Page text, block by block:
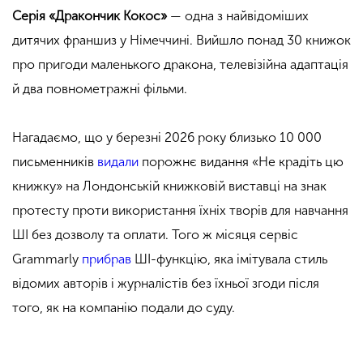
Серія «Дракончик Кокос»— одна з найвідоміших
дитячих франшиз у Німеччині. Вийшло понад 30 книжок
про пригоди маленького дракона, телевізійна адаптація
й два повнометражні фільми.
Нагадаємо, що у березні 2026 року близько 10 000
письменників видали порожнє видання «Не крадіть цю
книжку» на Лондонській книжковій виставці на знак
протесту проти використання їхніх творів для навчання
ШІ без дозволу та оплати. Того ж місяця сервіс
Grammarly прибрав ШІ-функцію, яка імітувала стиль
відомих авторів і журналістів без їхньої згоди після
того, як на компанію подали до суду.